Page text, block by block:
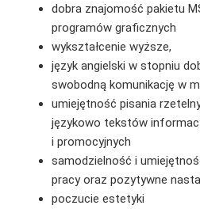
dobra znajomość pakietu
programów graficznych
wykształcenie wyższe,
język angielski w stopniu
swobodną komunikację w
umiejętność pisania
językowo tekstów
i promocyjnych
samodzielność i
pracy oraz pozytywne
poczucie estetyki